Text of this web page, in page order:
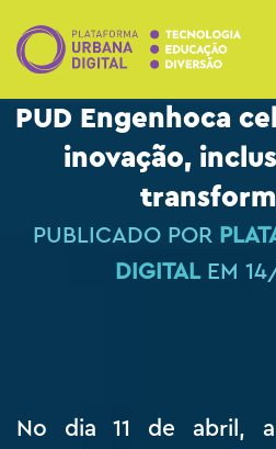
PUD Engenhoca
inovação,
PUBLICADO POR
DIGITALEM
No dia 11 de abril, a